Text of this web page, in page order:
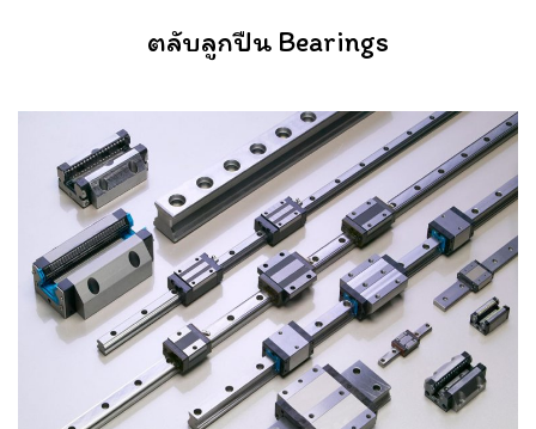
ตลับลูกปืน Bearings